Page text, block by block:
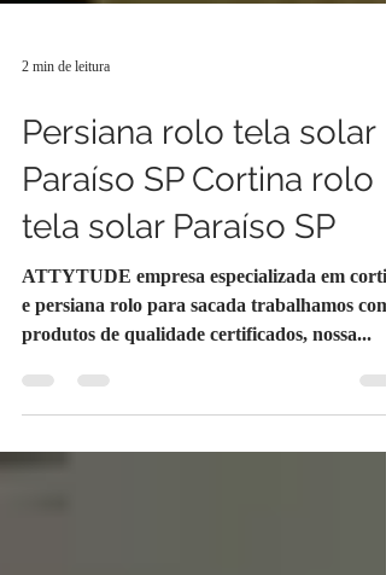
2 min de leitura
Persiana rolo tela solar
Paraíso SP Cortina rolo
tela solar Paraíso SP
ATTYTUDE empresa especializada em
produtos de qualidade certificados, nossa...